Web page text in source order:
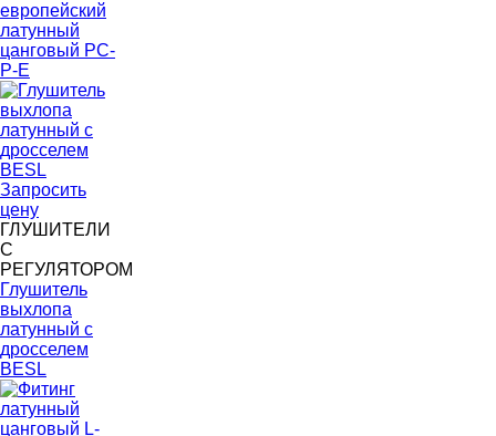
европейский
латунный
цанговый PC-
P-Е
Запросить
цену
ГЛУШИТЕЛИ
С
РЕГУЛЯТОРОМ
Глушитель
выхлопа
латунный с
дросселем
BESL